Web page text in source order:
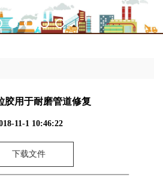
胶用于耐磨管道修复
11-1 10:46:22
下载文件